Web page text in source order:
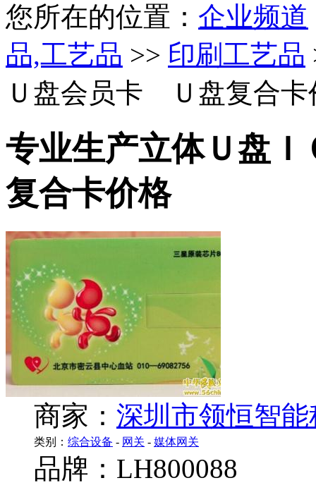
您所在的位置： 企业频道
品,工艺品 >> 印刷工艺品
Ｕ盘会员卡 Ｕ盘复合卡
专业生产立体Ｕ盘
复合卡价格
商家： 深圳市领恒智
类别： 综合设备 - 网关 - 媒体网关
品牌：LH800088